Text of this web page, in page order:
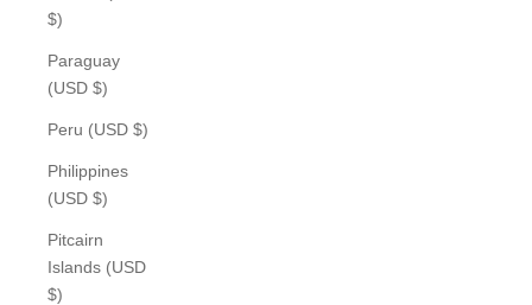
$)
Paraguay
(USD $)
Peru (USD $)
Philippines
(USD $)
Pitcairn
Islands (USD
$)